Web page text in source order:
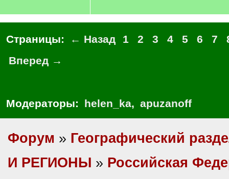
Страницы: ← Назад 1 2 3 4 5 6 7
Вперед →
Модераторы: helen_ka, apuzanoff
Форум » Географический
И РЕГИОНЫ » Российская